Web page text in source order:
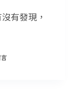
有發現，